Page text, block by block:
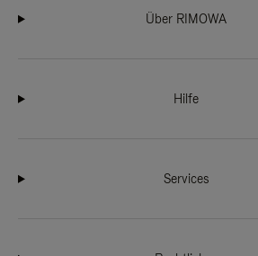
Über RIMOWA
Hilfe
Services